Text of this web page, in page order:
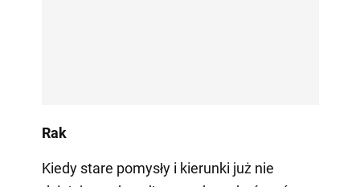
Rak
Kiedy stare pomysły i kierunki już nie